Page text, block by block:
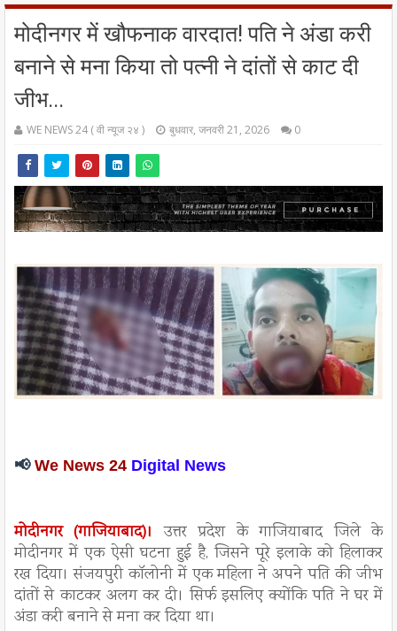
मोदीनगर में खौफनाक वारदात! पति ने अंडा करी
बनाने से मना किया तो पत्नी ने दांतों से काट दी
जीभ...
WE NEWS 24 ( वी न्यूज २४ ) बुधवार, जनवरी 21, 2026 0
📢 We News 24 Digital News
मोदीनगर (गाजियाबाद)। उत्तर प्रदेश के गाजियाबाद जिले के
मोदीनगर में एक ऐसी घटना हुई है, जिसने पूरे इलाके को हिलाकर
रख दिया। संजयपुरी कॉलोनी में एक महिला ने अपने पति की जीभ
दांतों से काटकर अलग कर दी। सिर्फ इसलिए क्योंकि पति ने घर में
अंडा करी बनाने से मना कर दिया था।